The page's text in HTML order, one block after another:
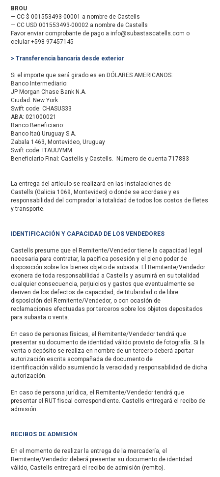
BROU
— CC $ 001553493-00001 a nombre de Castells
— CC USD 001553493-00002 a nombre de Castells
Favor enviar comprobante de pago a info@subastascatells.com o
celular +598 97457145
> Transferencia bancaria desde exterior
Si el importe que será girado es en DÓLARES AMERICANOS:
Banco Intermediario:
JP Morgan Chase Bank N.A.
Ciudad: New York
Swift code: CHASUS33
ABA: 021000021
Banco Beneficiario:
Banco Itaú Uruguay S.A.
Zabala 1463, Montevideo, Uruguay
Swift code: ITAUUYMM
Beneficiario Final: Castells y Castells. Número de cuenta 717883
La entrega del artículo se realizará en las instalaciones de
Castells (Galicia 1069, Montevideo) o donde se acordase y es
responsabilidad del comprador la totalidad de todos los costos de fletes
y transporte.
IDENTIFICACIÓN Y CAPACIDAD DE LOS VENDEDORES
Castells presume que el Remitente/Vendedor tiene la capacidad legal
necesaria para contratar, la pacífica posesión y el pleno poder de
disposición sobre los bienes objeto de subasta. El Remitente/Vendedor
exonera de toda responsabilidad a Castells y asumirá en su totalidad
cualquier consecuencia, perjuicios y gastos que eventualmente se
deriven de los defectos de capacidad, de titularidad o de libre
disposición del Remitente/Vendedor, o con ocasión de
reclamaciones efectuadas por terceros sobre los objetos depositados
para subasta o venta.
En caso de personas físicas, el Remitente/Vendedor tendrá que
presentar su documento de identidad válido provisto de fotografía. Si la
venta o depósito se realiza en nombre de un tercero deberá aportar
autorización escrita acompañada de documento de
identificación válido asumiendo la veracidad y responsabilidad de dicha
autorización.
En caso de persona jurídica, el Remitente/Vendedor tendrá que
presentar el RUT fiscal correspondiente. Castells entregará el recibo de
admisión.
RECIBOS DE ADMISIÓN
En el momento de realizar la entrega de la mercadería, el
Remitente/Vendedor deberá presentar su documento de identidad
válido, Castells entregará el recibo de admisión (remito).